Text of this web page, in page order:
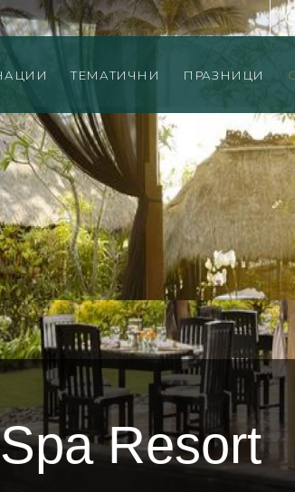
ТЕМАТИЧНИ ПРАЗНИЦИ
Resort